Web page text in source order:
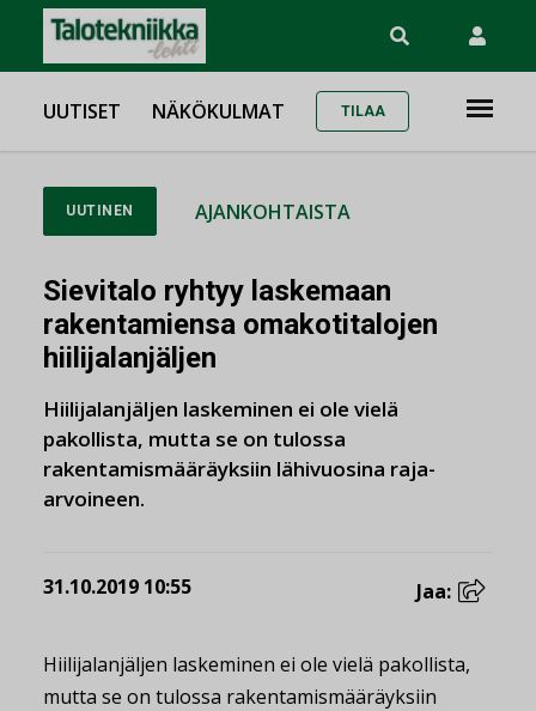
UUTISET NÄKÖKULMAT TILAA
UUTINEN AJANKOHTAISTA
Sievitalo ryhtyy laskemaan
rakentamiensa omakotitalojen
hiilijalanjäljen
Hiilijalanjäljen laskeminen ei ole vielä
pakollista, mutta se on tulossa
rakentamismääräyksiin lähivuosina raja-
arvoineen.
31.10.2019 10:55 Jaa:
Hiilijalanjäljen laskeminen ei ole vielä pakollista,
mutta se on tulossa rakentamismääräyksiin